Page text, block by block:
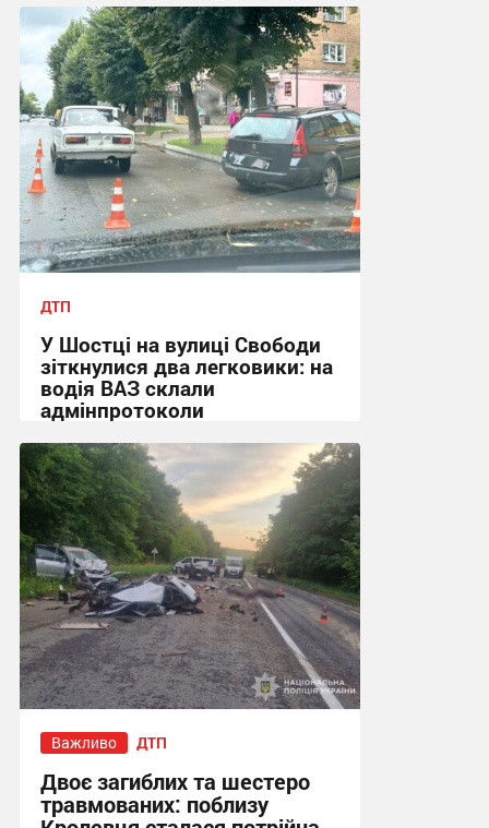
13:10, 31.07.2026
ДТП
У Шостці на вулиці Свободи
зіткнулися два легковики: на
водія ВАЗ склали
адмінпротоколи
12:10, 29.07.2026
Важливо ДТП
Двоє загиблих та шестеро
травмованих: поблизу